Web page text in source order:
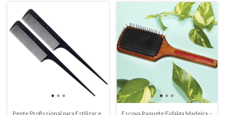
Pente Profissional para Estilizar e Escova Raquete Fidalga Madeira –